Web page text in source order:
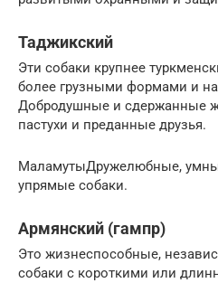
Таджикский
Эти собаки крупнее
более грузными формами и
Добродушные и сдержанные
пастухи и преданные друзья.
МаламутыДружелюбные,
упрямые собаки.
Армянский (гампр)
Это жизнеспособные,
собаки с короткими или